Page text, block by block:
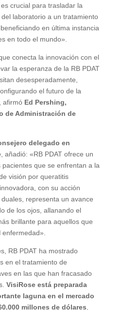
crucial para trasladar la
laboratorio a un tratamiento
en última instancia
en todo el mundo».
conecta la innovación con el
la esperanza de la RB PDAT
desesperadamente,
el futuro de la
afirmó Ed Pershing,
de Administración de
delegado en
, añadió: «RB PDAT ofrece un
que se enfrentan a la
visión por queratitis
con su acción
representa un avance
de los ojos, allanando el
brillante para aquellos que
RB PDAT ha mostrado
en el tratamiento de
en las que han fracasado
VisiRose está preparada
laguna en el mercado
millones de dólares